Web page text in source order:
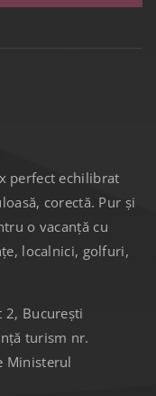
perfect echilibrat
corectă. Pur și
o vacanță cu
localnici, golfuri,
2, București
turism nr.
Ministerul